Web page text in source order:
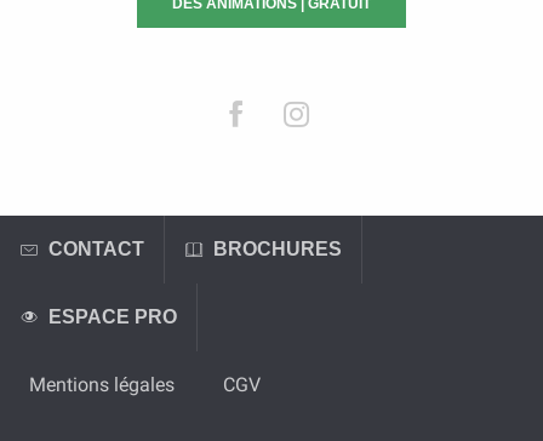
DES ANIMATIONS | GRATUIT
CONTACT BROCHURES
ESPACE PRO
Mentions légales CGV